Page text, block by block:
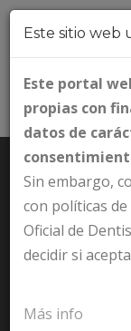
Este sitio web
Este portal
propias con
datos de
Sin embargo,
con políticas
Oficial de
decidir si
Más info